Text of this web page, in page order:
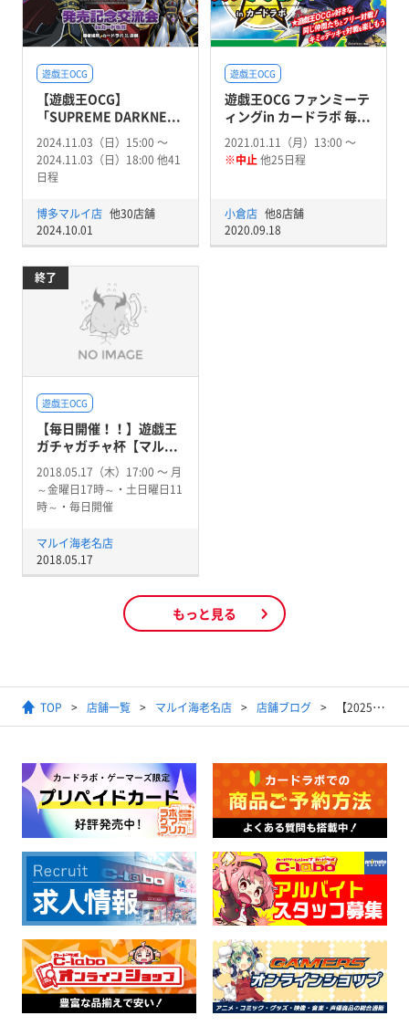
遊戯王OCG
【遊戯王OCG】
「SUPREME DARKNE...
2024.11.03（日）15:00 〜
2024.11.03（日）18:00 他41
日程
博多マルイ店 他30店舗
2024.10.01
遊戯王OCG
遊戯王OCG ファンミーテ
ィングin カードラボ 毎...
2021.01.11（月）13:00 〜
※中止他25日程
小倉店 他8店舗
2020.09.18
終了
遊戯王OCG
【毎日開催！！】遊戯王
ガチャガチャ杯【マル...
2018.05.17（木）17:00 〜 月
～金曜日17時～・土日曜日11
時～・毎日開催
マルイ海老名店
2018.05.17
もっと見る
TOP 店舗一覧 マルイ海老名店 店舗ブログ 【2025/09/06】カードラボマルイ海老名店予約情報